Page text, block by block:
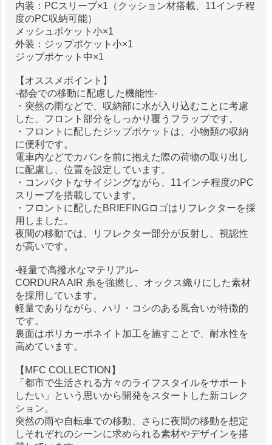
内装：PCスリーブ×1（クッション材搭載、11インチ程
度のPC収納可能）
メッシュポケット小×1
外装：ジップポケット小×1
ジップポケット中×1
【オススメポイント】
-都会での移動に配慮した機能性-
・突然の雨などで、収納部に水が入り込むことに考慮
した、フロント部分をしっかり覆うフラップです。
・フロントに配したジップポケットは、小物類の収納
に便利です。
電車内などでカバンを前に抱えた際の荷物の取り出し
に配慮し、位置を設定しています。
・コンパクトなサイジングながら、11インチ程度のPC
スリーブを搭載しています。
・フロントに配したBRIEFINGロゴはリフレクターを採
用しました。
夜間の移動では、リフレクター部分が反射し、視認性
が高いです。
-軽量で高撥水なマテリアル-
CORDURA AIR 糸を強撚し、オックス織りにした素材
を採用しています。
軽量でありながら、ハリ・コシのある風合いが特徴的
です。
裏面はポリカーボネイト加工を施すことで、耐水性を
高めています。
【MFC COLLECTION】
「都市で生活される方々のライフスタイルをサポート
したい」という思いから開発をスタートした新コレク
ション。
突然の雨や自転車での移動、さらに夜間の移動を想定
しそれぞれのシーンに求められる素材やデザインを搭